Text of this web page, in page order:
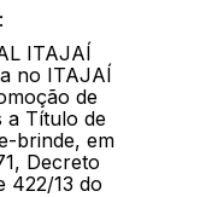
ITAJAÍ
no ITAJAÍ
de
a Título de
brinde, em
Decreto
422/13 do